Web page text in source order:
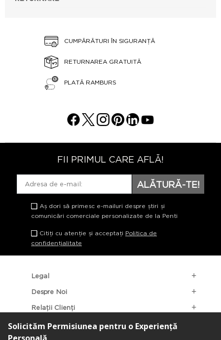
CUMPĂRĂTURI ÎN SIGURANȚĂ
RETURNAREA GRATUITĂ
PLATĂ RAMBURS
FII PRIMUL CARE AFLĂ!
ALĂTURĂ-TE!
Aș dori să primesc e-mailuri despre știri și
comunicări comerciale personalizate de la Penti
Citiți cu atenție și acceptați Politica de
confidențialitate
Legal
Despre Noi
Relații Clienți
Categorii Populare